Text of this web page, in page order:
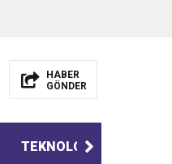
HABER
GÖNDER
TEKNOLOJİ